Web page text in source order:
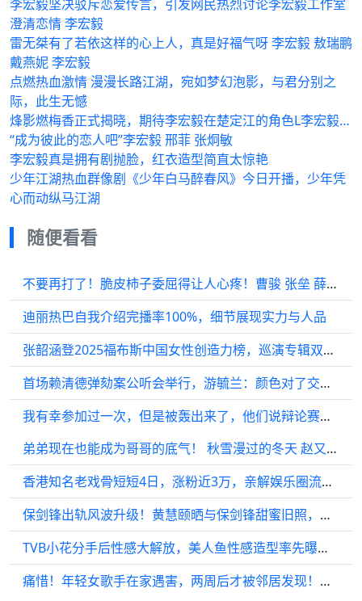
李宏毅坚决驳斥恋爱传言，引发网民热烈讨论李宏毅工作室
澄清恋情 李宏毅
雷无桀有了若依这样的心上人，真是好福气呀 李宏毅 敖瑞鹏
戴燕妮 李宏毅
点燃热血激情 漫漫长路江湖，宛如梦幻泡影，与君分别之
际，此生无憾
烽影燃梅香正式揭晓，期待李宏毅在楚定江的角色L李宏毅…
“成为彼此的恋人吧”李宏毅 邢菲 张炯敏
李宏毅真是拥有剧抛脸，红衣造型简直太惊艳
少年江湖热血群像剧《少年白马醉春风》今日开播，少年凭
心而动纵马江湖
随便看看
不要再打了！脆皮柿子委屈得让人心疼！曹骏 张垒 薛树玉 薛懋堂
迪丽热巴自我介绍完播率100%，细节展现实力与人品
张韶涵登2025福布斯中国女性创造力榜，巡演专辑双丰收
首场赖清德弹劾案公听会举行，游毓兰：颜色对了交保金都能打骨折
我有幸参加过一次，但是被轰出来了，他们说辩论赛不是犟，那是两回事儿
弟弟现在也能成为哥哥的底气！ 秋雪漫过的冬天 赵又廷 姜家齐 辛云来 姜家鲁
香港知名老戏骨短短4日，涨粉近3万，亲解娱乐圈流传已久之谜
保剑锋出轨风波升级！黄慧颐晒与保剑锋甜蜜旧照，更多细节曝光
TVB小花分手后性感大解放，美人鱼性感造型率先曝光晒出众身材
痛惜！年轻女歌手在家遇害，两周后才被邻居发现！家属最新发声：凶手极其残忍